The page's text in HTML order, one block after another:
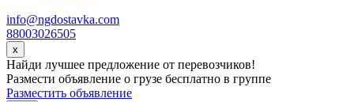
info@ngdostavka.com
88003026505
x
Найди лучшее предложение от перевозчиков!
Размести объявление о грузе бесплатно в группе
Разместить объявление